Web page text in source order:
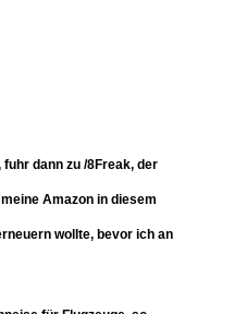
dann zu /8Freak, der
Amazon in diesem
wollte, bevor ich an